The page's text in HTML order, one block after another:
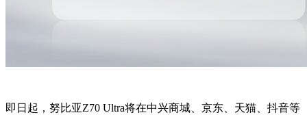
即日起，努比亚Z70 Ultra将在中兴商城、京东、天猫、抖音等